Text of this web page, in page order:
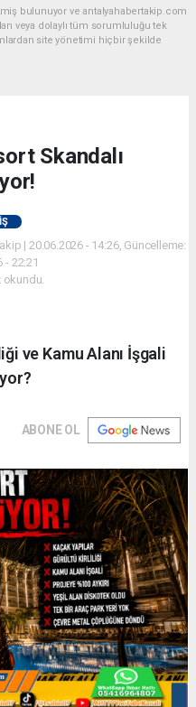
bulunuyor ve antalyahabertakip.com
veya dolaylı tüm sorumluluğu tek
site yönetimi hiçbir şekilde
Skandalı
| 20.06.2026 - 14:26, Güncelleme:
- 22:21
okundu.
ve Kamu Alanı İşgali
ABONE OL